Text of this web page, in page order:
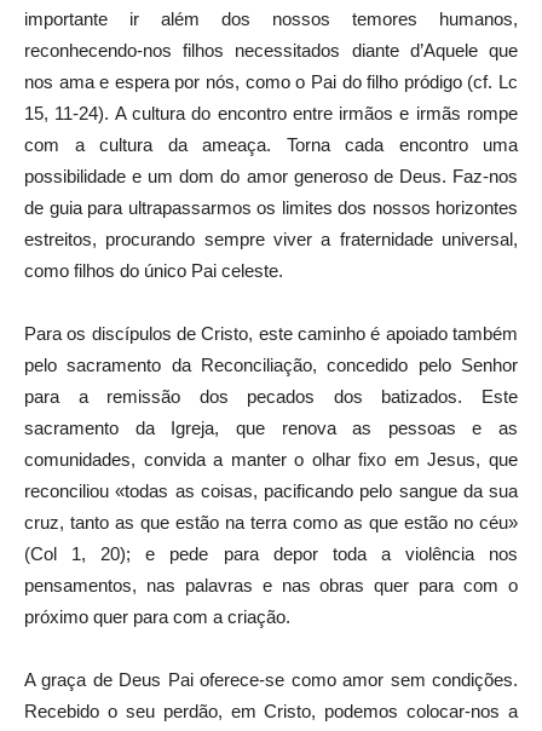
importante ir além dos nossos temores humanos,
reconhecendo-nos filhos necessitados diante d’Aquele que
nos ama e espera por nós, como o Pai do filho pródigo (cf. Lc
15, 11-24). A cultura do encontro entre irmãos e irmãs rompe
com a cultura da ameaça. Torna cada encontro uma
possibilidade e um dom do amor generoso de Deus. Faz-nos
de guia para ultrapassarmos os limites dos nossos horizontes
estreitos, procurando sempre viver a fraternidade universal,
como filhos do único Pai celeste.
Para os discípulos de Cristo, este caminho é apoiado também
pelo sacramento da Reconciliação, concedido pelo Senhor
para a remissão dos pecados dos batizados. Este
sacramento da Igreja, que renova as pessoas e as
comunidades, convida a manter o olhar fixo em Jesus, que
reconciliou «todas as coisas, pacificando pelo sangue da sua
cruz, tanto as que estão na terra como as que estão no céu»
(Col 1, 20); e pede para depor toda a violência nos
pensamentos, nas palavras e nas obras quer para com o
próximo quer para com a criação.
A graça de Deus Pai oferece-se como amor sem condições.
Recebido o seu perdão, em Cristo, podemos colocar-nos a